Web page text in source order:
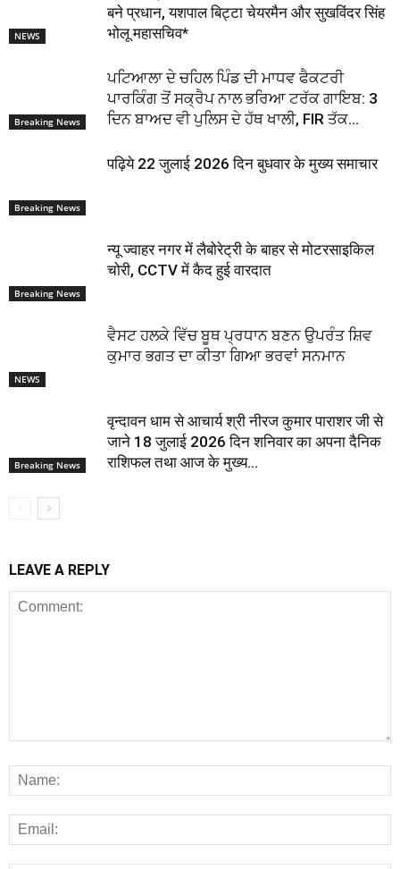
NEWS
बने प्रधान, यशपाल बिट्टा चेयरमैन और सुखविंदर सिंह
भोलू महासचिव*
Breaking News
ਪਟਿਆਲਾ ਦੇ ਚਹਿਲ ਪਿੰਡ ਦੀ ਮਾਧਵ ਫੈਕਟਰੀ
ਪਾਰਕਿੰਗ ਤੋਂ ਸਕ੍ਰੈਪ ਨਾਲ ਭਰਿਆ ਟਰੱਕ ਗਾਇਬ: 3
ਦਿਨ ਬਾਅਦ ਵੀ ਪੁਲਿਸ ਦੇ ਹੱਥ ਖਾਲੀ, FIR ਤੱਕ...
Breaking News
पढ़िये 22 जुलाई 2026 दिन बुधवार के मुख्य समाचार
Breaking News
न्यू ज्वाहर नगर में लैबोरेट्री के बाहर से मोटरसाइकिल
चोरी, CCTV में कैद हुई वारदात
NEWS
ਵੈਸਟ ਹਲਕੇ ਵਿੱਚ ਬੂਥ ਪ੍ਰਧਾਨ ਬਣਨ ਉਪਰੰਤ ਸ਼ਿਵ
ਕੁਮਾਰ ਭਗਤ ਦਾ ਕੀਤਾ ਗਿਆ ਭਰਵਾਂ ਸਨਮਾਨ
Breaking News
वृन्दावन धाम से आचार्य श्री नीरज कुमार पाराशर जी से
जाने 18 जुलाई 2026 दिन शनिवार का अपना दैनिक
राशिफल तथा आज के मुख्य...
LEAVE A REPLY